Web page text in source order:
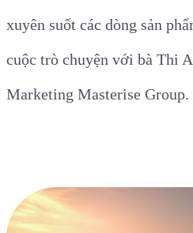
xuyên suốt các dòng sản
cuộc trò chuyện với bà Thi
Marketing Masterise Group.